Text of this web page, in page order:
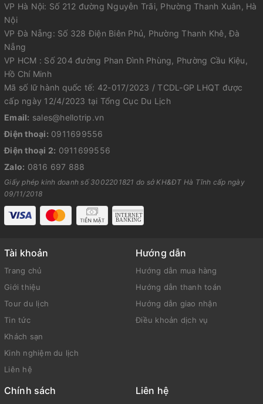
VP Hà Nội: Số 212 đường Nguyễn Trãi, Phường Thanh Xuân, Hà
Nội
VP Đà Nẵng: Số 328 Điện Biên Phủ, Phường Thanh Khê, Đà
Nẵng
VP HCM : Số 204 đường Phan Đình Phùng, Phường Cầu Kiệu,
Hồ Chí Minh
Mã số lữ hành quốc tế: 42-017/2023 / TCDL-GP LHQT được
cấp ngày 12/4/2023 tại Tổng Cục Du Lịch
Email: sales@hellotrip.vn
Điện thoại: 0911699556
Điện thoại 2: 0911699556
Zalo: 0816 697 888
Giấy phép kinh doanh số 3002201821 do sở KH&ĐT Hà Tĩnh cấp ngày
09/11/2018
Tài khoản
Trang chủ
Giới thiệu
Tour du lịch
Tin tức
Khách sạn
Kinh nghiệm du lịch
Liên hệ
Hướng dẫn
Hướng dẫn mua hàng
Hướng dẫn thanh toán
Hướng dẫn giao nhận
Điều khoản dịch vụ
Chính sách Liên hệ